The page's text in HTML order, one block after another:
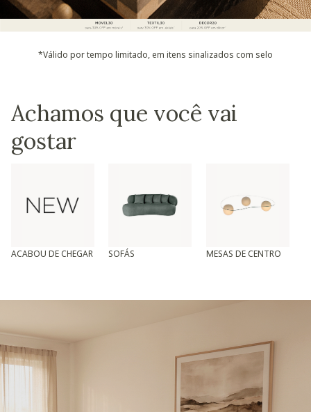
*Válido por tempo limitado, em itens sinalizados com selo
Achamos que você vai
gostar
ACABOU DE CHEGAR SOFÁS MESAS DE CENTRO